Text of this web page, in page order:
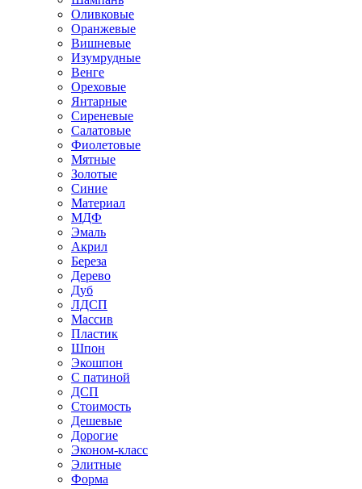
Оливковые
Оранжевые
Вишневые
Изумрудные
Венге
Ореховые
Янтарные
Сиреневые
Салатовые
Фиолетовые
Мятные
Золотые
Синие
Материал
МДФ
Эмаль
Акрил
Береза
Дерево
Дуб
ЛДСП
Массив
Пластик
Шпон
Экошпон
С патиной
ДСП
Стоимость
Дешевые
Дорогие
Эконом-класс
Элитные
Форма